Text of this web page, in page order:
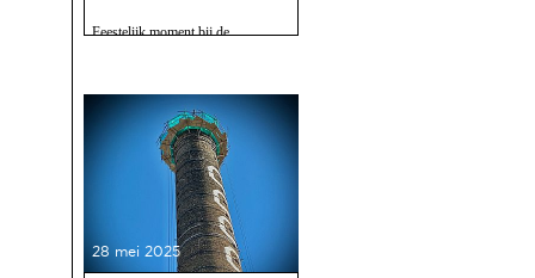
Feestelijk moment bij de
28 mei 2025